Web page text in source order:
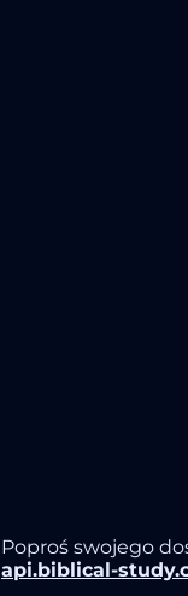
Poproś swojego
api.biblical-